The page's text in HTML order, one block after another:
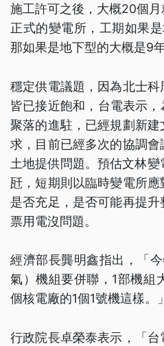
施工許可之後，大概20個
正式的變電所，工期如果
那如果是地下型的大概是9年
穩定供電議題，因為北士
皆已接近飽和，台電表示
聚落的進駐，已經規劃新
求，目前已經多次的協調
土地提供問題。預估文林
瓩，短期則以臨時變電所
是否充足，是否可能再提
票用電沒問題。
經濟部長龔明鑫指出，「
氣）機組要併聯，1部機組
個核電廠的1個1號機這樣。」
行政院長卓榮泰表示，「